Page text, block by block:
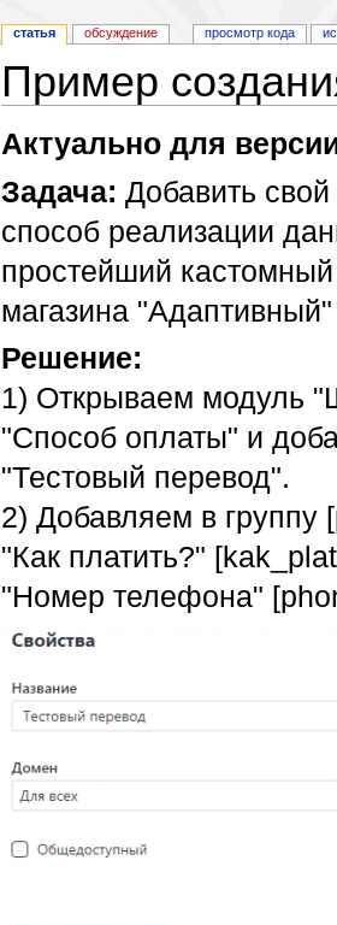
Пример
Актуально для
Задача: Добавить
способ реализации
простейший
магазина
Решение:
1) Открываем модуль
"Способ оплаты" и
"Тестовый перевод".
2) Добавляем в группу
"Как платить?"
"Номер телефона"
статья обсуждение просмотр кода